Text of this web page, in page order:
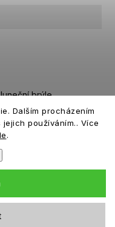
Dalším procházením
používáním.. Více
.
brýle
čočky
práva vyhrazena.